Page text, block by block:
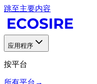
跳至主要内容
应用程序
按平台
所有平台 →